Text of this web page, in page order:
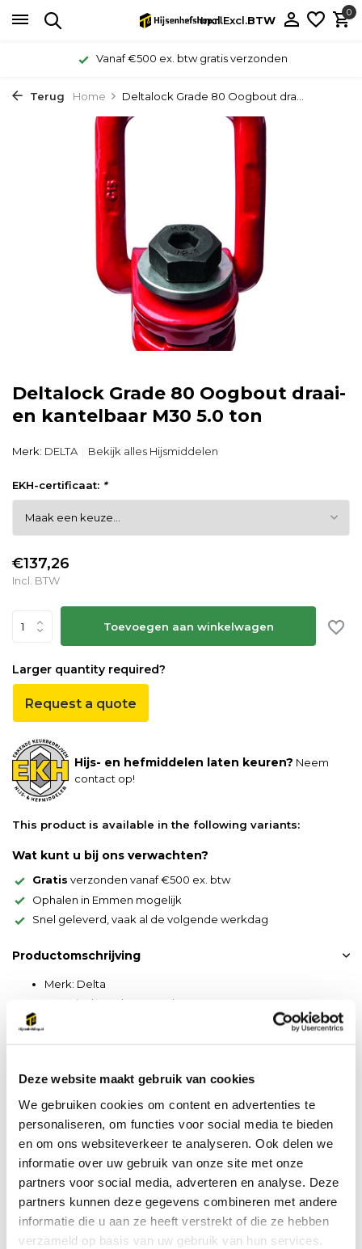
Deze website maakt gebruik van cookies
We gebruiken cookies om content en advertenties te
personaliseren, om functies voor social media te bieden
en om ons websiteverkeer te analyseren. Ook delen we
informatie over uw gebruik van onze site met onze
partners voor social media, adverteren en analyse. Deze
partners kunnen deze gegevens combineren met andere
informatie die u aan ze heeft verstrekt of die ze hebben
verzameld op basis van uw gebruik van hun services.
Incl.Excl.BTW
0
Vanaf €500 ex. btw gratis verzonden
Terug Home Deltalock Grade 80 Oogbout dra...
Deltalock Grade 80 Oogbout draai-
en kantelbaar M30 5.0 ton
Merk: DELTA Bekijk alles Hijsmiddelen
EKH-certificaat: *
€137,26
Incl. BTW
Toevoegen aan winkelwagen
Larger quantity required?
Request a quote
Hijs- en hefmiddelen laten keuren? Neem
contact op!
This product is available in the following variants:
Wat kunt u bij ons verwachten?
Gratis verzonden vanaf €500 ex. btw
Ophalen in Emmen mogelijk
Snel geleverd, vaak al de volgende werkdag
Productomschrijving
Merk: Delta
Materiaal: Grade 80 staal
Trekrichting instelbaar
Kleur: Rood
Normering: EN 1677
Certificering: CE
Vastdraaien met inbussleutel
Productspecificaties